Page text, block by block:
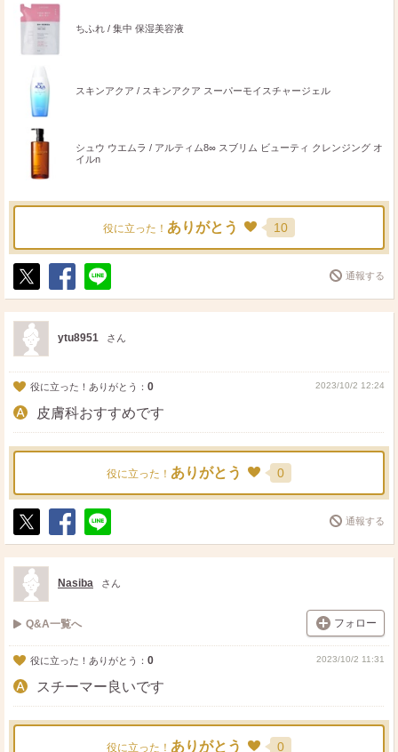
ちふれ / 集中 保湿美容液
スキンアクア / スキンアクア スーパーモイスチャージェル
シュウ ウエムラ / アルティム8∞ スブリム ビューティ クレンジング オ
イルn
役に立った！ ありがとう 10
ポ
ス
ト
シ
ェ
送
る
通報する
ytu8951 さん
役に立った！ありがとう： 0 2023/10/2 12:24
皮膚科おすすめです
役に立った！ ありがとう 0
ポ
ス
ト
シ
ェ
送
る
通報する
Nasiba さん
Q&A一覧へ フォロー
役に立った！ありがとう： 0 2023/10/2 11:31
スチーマー良いです
役に立った！ ありがとう 0